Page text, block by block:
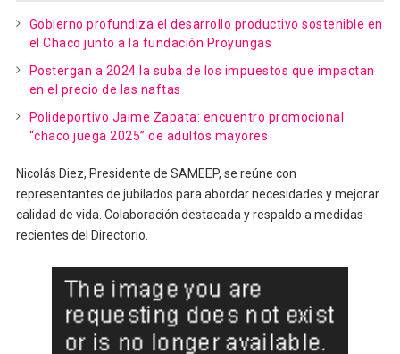
Gobierno profundiza el desarrollo productivo sostenible en
el Chaco junto a la fundación Proyungas
Postergan a 2024 la suba de los impuestos que impactan
en el precio de las naftas
Polideportivo Jaime Zapata: encuentro promocional
“chaco juega 2025” de adultos mayores
Nicolás Diez, Presidente de SAMEEP, se reúne con
representantes de jubilados para abordar necesidades y mejorar
calidad de vida. Colaboración destacada y respaldo a medidas
recientes del Directorio.